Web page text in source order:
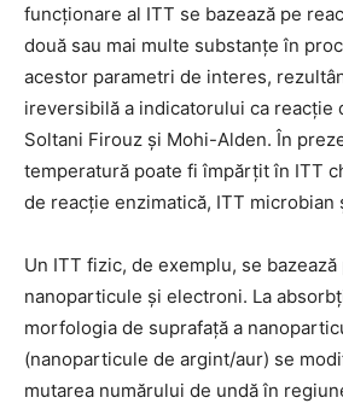
funcționare al ITT se bazează pe
două sau mai multe substanțe în
acestor parametri de interes,
ireversibilă a indicatorului ca reacție
Soltani Firouz și Mohi-Alden. În
temperatură poate fi împărțit în ITT
de reacție enzimatică, ITT microbian
Un ITT fizic, de exemplu, se
nanoparticule și electroni. La
morfologia de suprafață a
(nanoparticule de argint/aur) se
mutarea numărului de undă în